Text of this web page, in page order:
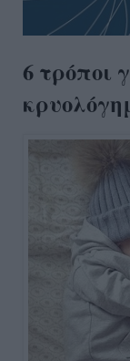
6 τρόποι